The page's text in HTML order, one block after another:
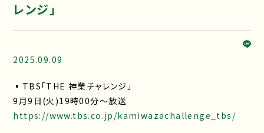
レンジ」
2025.09.09
▪TBS「THE 神業チャレンジ」
9月9日(火)19時00分〜放送
https://www.tbs.co.jp/kamiwazachallenge_tbs/